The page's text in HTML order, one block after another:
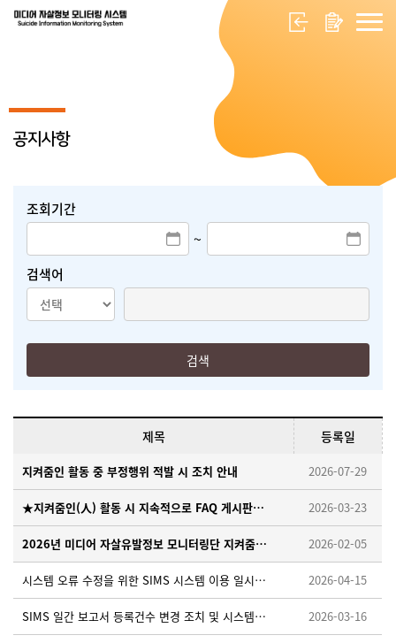
공지사항
조회기간
~
검색어
검색
제목 등록일
지켜줌인 활동 중 부정행위 적발 시 조치 안내 2026-07-29
★지켜줌인(人) 활동 시 지속적으로 FAQ 게시판을 확인해 주세요! 2026-03-23
2026년 미디어 자살유발정보 모니터링단 지켜줌인(人) 모집 안내 2026-02-05
시스템 오류 수정을 위한 SIMS 시스템 이용 일시중단 안내 ※ 26. 4. 15. (수) 18:00~18:10 2026-04-15
SIMS 일간 보고서 등록건수 변경 조치 및 시스템 적용을 위한 임시 중단 안내 ※26.3.19.(목) 오후 18:00~18:30 2026-03-16